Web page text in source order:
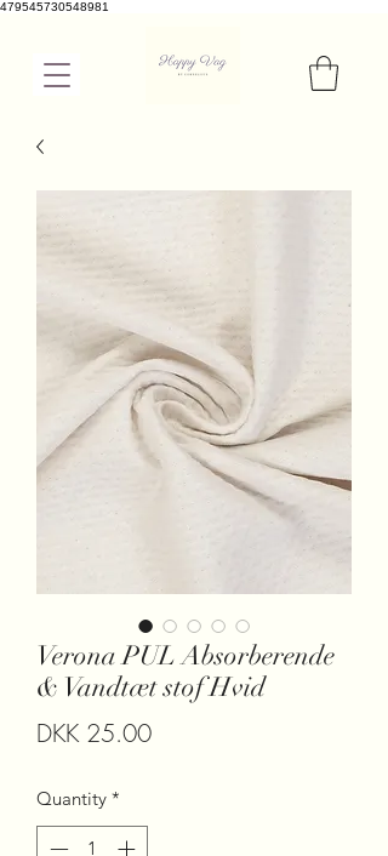
479545730548981
Verona PUL Absorberende
& Vandtæt stof Hvid
DKK 25.00Price
Quantity *